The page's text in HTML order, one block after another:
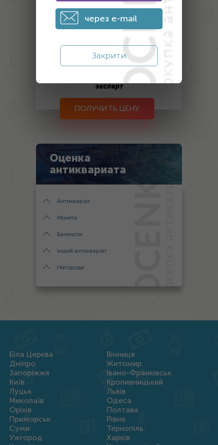
После отправки заявки на оценку, в
эксперт
ПОЛУЧИТЬ ЦЕНУ
Оценка
антиквариата
Антикваріат
Монети
Банкноти
Інший антикваріат
Нагороди
Біла Церква
Вінниця
Дніпро
Житомир
Запоріжжя
Івано-Франківськ
Київ
Кропивницький
Луцьк
Львів
Миколаїв
Одеса
Оріхів
Полтава
Приморськ
Рівне
Суми
Тернопіль
Ужгород
Харків
через e-mail
Закрити